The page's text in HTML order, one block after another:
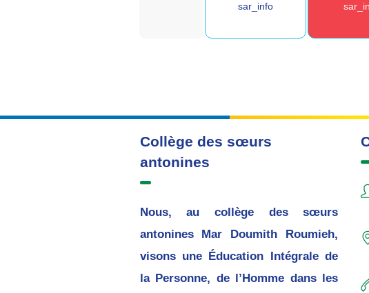
sar_info
Collège des sœurs
antonines
Nous, au collège des sœurs
antonines Mar Doumith Roumieh,
visons une Éducation Intégrale de
la Personne, de l’Homme dans les